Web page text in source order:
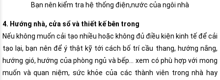
Bạn nên kiểm tra hệ thống điện,nước của ngôi nhà
4. Hướng nhà, cửa sổ và thiết kế bên trong
Nếu không muốn cải tạo nhiều hoặc không đủ điều kiện kinh tế để cải
tạo lại, bạn nên để ý thật kỹ tới cách bố trí cầu thang, hướng nắng,
hướng gió, hướng của phòng ngủ và bếp… xem có phù hợp với mong
muốn và quan niệm, sức khỏe của các thành viên trong nhà hay